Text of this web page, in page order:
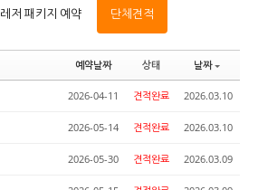
레저 패키지 예약 단체견적
예약날짜 상태 날짜
2026-04-11 견적완료 2026.03.10
2026-05-14 견적완료 2026.03.10
2026-05-30 견적완료 2026.03.09